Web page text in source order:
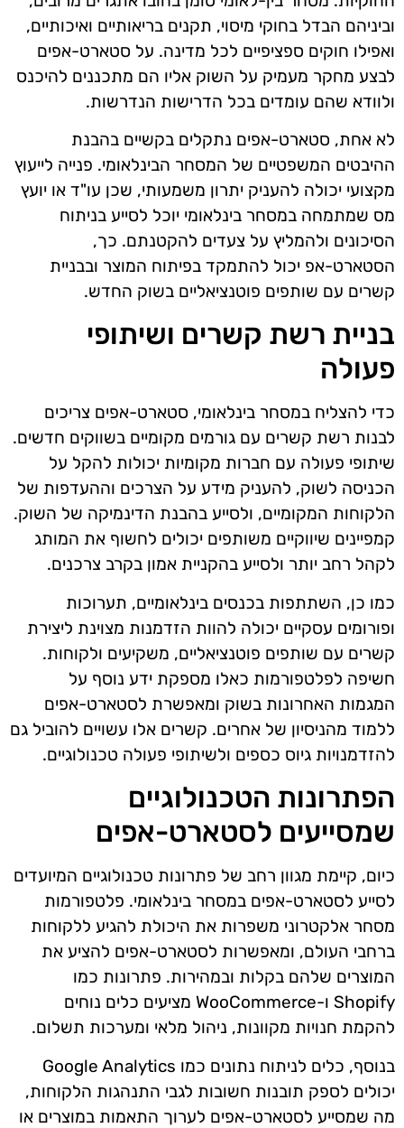
וביניהם הבדל בחוקי מיסוי, תקנים בריאותיים ואיכותיים,
ואפילו חוקים ספציפיים לכל מדינה. על סטארט-אפים
לבצע מחקר מעמיק על השוק אליו הם מתכננים להיכנס
ולוודא שהם עומדים בכל הדרישות הנדרשות.
לא אחת, סטארט-אפים נתקלים בקשיים בהבנת
ההיבטים המשפטיים של המסחר הבינלאומי. פנייה לייעוץ
מקצועי יכולה להעניק יתרון משמעותי, שכן עו"ד או יועץ
מס שמתמחה במסחר בינלאומי יוכל לסייע בניתוח
הסיכונים ולהמליץ על צעדים להקטנתם. כך,
הסטארט-אפ יכול להתמקד בפיתוח המוצר ובבניית
קשרים עם שותפים פוטנציאליים בשוק החדש.
בניית רשת קשרים ושיתופי
פעולה
כדי להצליח במסחר בינלאומי, סטארט-אפים צריכים
לבנות רשת קשרים עם גורמים מקומיים בשווקים חדשים.
שיתופי פעולה עם חברות מקומיות יכולות להקל על
הכניסה לשוק, להעניק מידע על הצרכים וההעדפות של
הלקוחות המקומיים, ולסייע בהבנת הדינמיקה של השוק.
קמפיינים שיווקיים משותפים יכולים לחשוף את המותג
לקהל רחב יותר ולסייע בהקניית אמון בקרב צרכנים.
כמו כן, השתתפות בכנסים בינלאומיים, תערוכות
ופורומים עסקיים יכולה להוות הזדמנות מצוינת ליצירת
קשרים עם שותפים פוטנציאליים, משקיעים ולקוחות.
חשיפה לפלטפורמות כאלו מספקת ידע נוסף על
המגמות האחרונות בשוק ומאפשרת לסטארט-אפים
ללמוד מהניסיון של אחרים. קשרים אלו עשויים להוביל גם
להזדמנויות גיוס כספים ולשיתופי פעולה טכנולוגיים.
הפתרונות הטכנולוגיים
שמסייעים לסטארט-אפים
כיום, קיימת מגוון רחב של פתרונות טכנולוגיים המיועדים
לסייע לסטארט-אפים במסחר בינלאומי. פלטפורמות
מסחר אלקטרוני משפרות את היכולת להגיע ללקוחות
ברחבי העולם, ומאפשרות לסטארט-אפים להציע את
המוצרים שלהם בקלות ובמהירות. פתרונות כמו
Shopify ו-WooCommerce מציעים כלים נוחים
להקמת חנויות מקוונות, ניהול מלאי ומערכות תשלום.
בנוסף, כלים לניתוח נתונים כמו Google Analytics
יכולים לספק תובנות חשובות לגבי התנהגות הלקוחות,
מה שמסייע לסטארט-אפים לערוך התאמות במוצרים או